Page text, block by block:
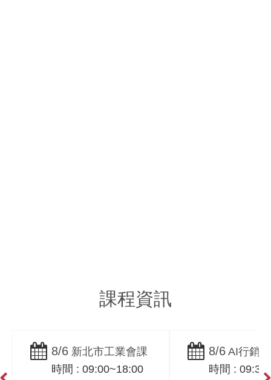
課程資訊
8/6 新北市工業會課
程｜陌生業務開發擺
時間 : 09:00~18:00
8/6 AI行銷
SEO、AEO
時間 :